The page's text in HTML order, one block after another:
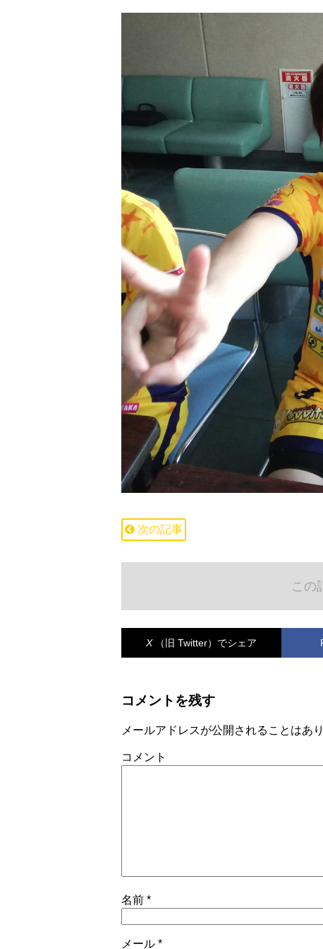
次の記事
この
X （旧 Twitter） でシェア
コメントを残す
メールアドレスが公開されることはあり
コメント
名前 *
メール *